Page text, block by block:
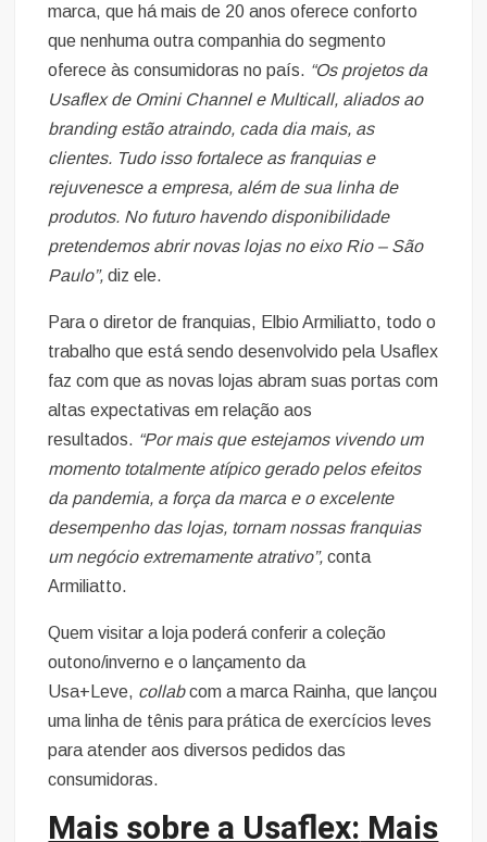
marca, que há mais de 20 anos oferece conforto
que nenhuma outra companhia do segmento
oferece às consumidoras no país. “Os projetos da
Usaflex de Omini Channel e Multicall, aliados ao
branding estão atraindo, cada dia mais, as
clientes. Tudo isso fortalece as franquias e
rejuvenesce a empresa, além de sua linha de
produtos. No futuro havendo disponibilidade
pretendemos abrir novas lojas no eixo Rio – São
Paulo”, diz ele.
Para o diretor de franquias, Elbio Armiliatto, todo o
trabalho que está sendo desenvolvido pela Usaflex
faz com que as novas lojas abram suas portas com
altas expectativas em relação aos
resultados. “Por mais que estejamos vivendo um
momento totalmente atípico gerado pelos efeitos
da pandemia, a força da marca e o excelente
desempenho das lojas, tornam nossas franquias
um negócio extremamente atrativo”, conta
Armiliatto.
Quem visitar a loja poderá conferir a coleção
outono/inverno e o lançamento da
Usa+Leve, collabcom a marca Rainha, que lançou
uma linha de tênis para prática de exercícios leves
para atender aos diversos pedidos das
consumidoras.
Mais sobre a Usaflex:Mais